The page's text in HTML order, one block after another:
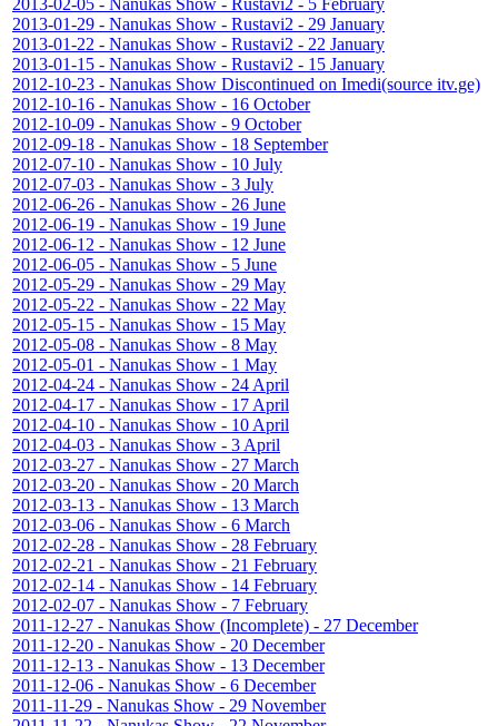
2013-02-05 - Nanukas Show - Rustavi2 - 5 February
2013-01-29 - Nanukas Show - Rustavi2 - 29 January
2013-01-22 - Nanukas Show - Rustavi2 - 22 January
2013-01-15 - Nanukas Show - Rustavi2 - 15 January
2012-10-23 - Nanukas Show Discontinued on Imedi(source itv.ge)
2012-10-16 - Nanukas Show - 16 October
2012-10-09 - Nanukas Show - 9 October
2012-09-18 - Nanukas Show - 18 September
2012-07-10 - Nanukas Show - 10 July
2012-07-03 - Nanukas Show - 3 July
2012-06-26 - Nanukas Show - 26 June
2012-06-19 - Nanukas Show - 19 June
2012-06-12 - Nanukas Show - 12 June
2012-06-05 - Nanukas Show - 5 June
2012-05-29 - Nanukas Show - 29 May
2012-05-22 - Nanukas Show - 22 May
2012-05-15 - Nanukas Show - 15 May
2012-05-08 - Nanukas Show - 8 May
2012-05-01 - Nanukas Show - 1 May
2012-04-24 - Nanukas Show - 24 April
2012-04-17 - Nanukas Show - 17 April
2012-04-10 - Nanukas Show - 10 April
2012-04-03 - Nanukas Show - 3 April
2012-03-27 - Nanukas Show - 27 March
2012-03-20 - Nanukas Show - 20 March
2012-03-13 - Nanukas Show - 13 March
2012-03-06 - Nanukas Show - 6 March
2012-02-28 - Nanukas Show - 28 February
2012-02-21 - Nanukas Show - 21 February
2012-02-14 - Nanukas Show - 14 February
2012-02-07 - Nanukas Show - 7 February
2011-12-27 - Nanukas Show (Incomplete) - 27 December
2011-12-20 - Nanukas Show - 20 December
2011-12-13 - Nanukas Show - 13 December
2011-12-06 - Nanukas Show - 6 December
2011-11-29 - Nanukas Show - 29 November